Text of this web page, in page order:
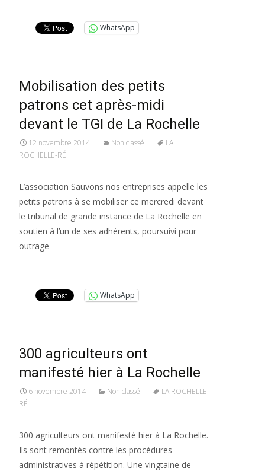
WhatsApp
Mobilisation des petits
patrons cet après-midi
devant le TGI de La Rochelle
12 novembre 2014 Non classé
LA
ROCHELLE-RÉ
L’association Sauvons nos entreprises appelle les
petits patrons à se mobiliser ce mercredi devant
le tribunal de grande instance de La Rochelle en
soutien à l’un de ses adhérents, poursuivi pour
outrage
WhatsApp
300 agriculteurs ont
manifesté hier à La Rochelle
6 novembre 2014 Non classé
LA ROCHELLE-
RÉ
300 agriculteurs ont manifesté hier à La Rochelle.
Ils sont remontés contre les procédures
administratives à répétition. Une vingtaine de